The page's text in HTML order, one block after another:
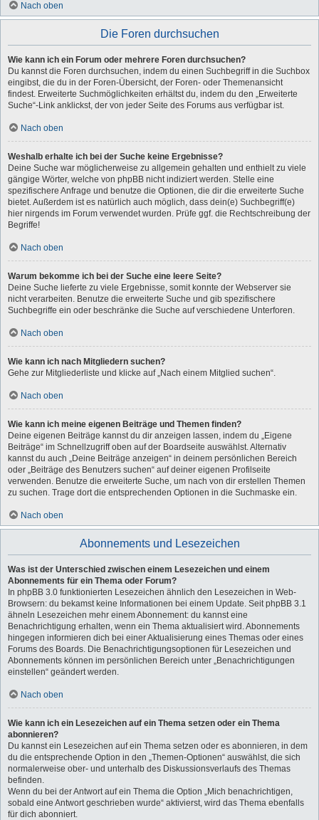
Nach oben
Die Foren durchsuchen
Wie kann ich ein Forum oder mehrere Foren durchsuchen?
Du kannst die Foren durchsuchen, indem du einen Suchbegriff in die Suchbox
eingibst, die du in der Foren-Übersicht, der Foren- oder Themenansicht
findest. Erweiterte Suchmöglichkeiten erhältst du, indem du den „Erweiterte
Suche“-Link anklickst, der von jeder Seite des Forums aus verfügbar ist.
Nach oben
Weshalb erhalte ich bei der Suche keine Ergebnisse?
Deine Suche war möglicherweise zu allgemein gehalten und enthielt zu viele
gängige Wörter, welche von phpBB nicht indiziert werden. Stelle eine
spezifischere Anfrage und benutze die Optionen, die dir die erweiterte Suche
bietet. Außerdem ist es natürlich auch möglich, dass dein(e) Suchbegriff(e)
hier nirgends im Forum verwendet wurden. Prüfe ggf. die Rechtschreibung der
Begriffe!
Nach oben
Warum bekomme ich bei der Suche eine leere Seite?
Deine Suche lieferte zu viele Ergebnisse, somit konnte der Webserver sie
nicht verarbeiten. Benutze die erweiterte Suche und gib spezifischere
Suchbegriffe ein oder beschränke die Suche auf verschiedene Unterforen.
Nach oben
Wie kann ich nach Mitgliedern suchen?
Gehe zur Mitgliederliste und klicke auf „Nach einem Mitglied suchen“.
Nach oben
Wie kann ich meine eigenen Beiträge und Themen finden?
Deine eigenen Beiträge kannst du dir anzeigen lassen, indem du „Eigene
Beiträge“ im Schnellzugriff oben auf der Boardseite auswählst. Alternativ
kannst du auch „Deine Beiträge anzeigen“ in deinem persönlichen Bereich
oder „Beiträge des Benutzers suchen“ auf deiner eigenen Profilseite
verwenden. Benutze die erweiterte Suche, um nach von dir erstellen Themen
zu suchen. Trage dort die entsprechenden Optionen in die Suchmaske ein.
Nach oben
Abonnements und Lesezeichen
Was ist der Unterschied zwischen einem Lesezeichen und einem
Abonnements für ein Thema oder Forum?
In phpBB 3.0 funktionierten Lesezeichen ähnlich den Lesezeichen in Web-
Browsern: du bekamst keine Informationen bei einem Update. Seit phpBB 3.1
ähneln Lesezeichen mehr einem Abonnement: du kannst eine
Benachrichtigung erhalten, wenn ein Thema aktualisiert wird. Abonnements
hingegen informieren dich bei einer Aktualisierung eines Themas oder eines
Forums des Boards. Die Benachrichtigungsoptionen für Lesezeichen und
Abonnements können im persönlichen Bereich unter „Benachrichtigungen
einstellen“ geändert werden.
Nach oben
Wie kann ich ein Lesezeichen auf ein Thema setzen oder ein Thema
abonnieren?
Du kannst ein Lesezeichen auf ein Thema setzen oder es abonnieren, in dem
du die entsprechende Option in den „Themen-Optionen“ auswählst, die sich
normalerweise ober- und unterhalb des Diskussionsverlaufs des Themas
befinden.
Wenn du bei der Antwort auf ein Thema die Option „Mich benachrichtigen,
sobald eine Antwort geschrieben wurde“ aktivierst, wird das Thema ebenfalls
für dich abonniert.